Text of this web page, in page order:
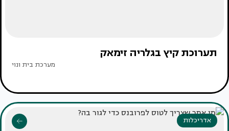
תערוכת קיץ בגלריה זימאק
מערכת בית ונוי
אדריכלות